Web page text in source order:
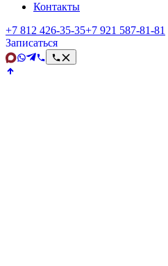
Контакты
+7 812 426‑35‑35+7 921 587‑81‑81
Записаться